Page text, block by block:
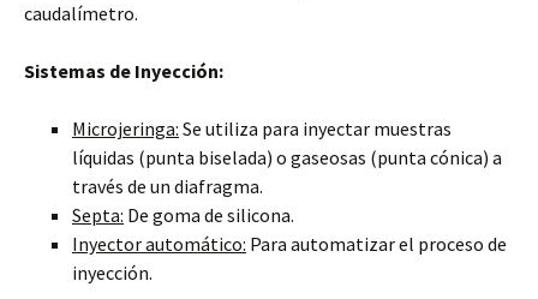
caudalímetro.
Sistemas de Inyección:
Microjeringa: Se utiliza para inyectar muestras
líquidas (punta biselada) o gaseosas (punta cónica) a
través de un diafragma.
Septa: De goma de silicona.
Inyector automático: Para automatizar el proceso de
inyección.